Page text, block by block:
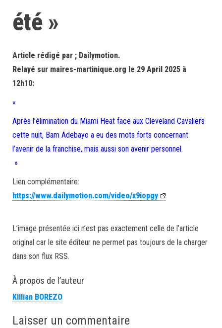
été »
Article rédigé par ; Dailymotion.
Relayé sur maires-martinique.org le 29 April 2025 à
12h10:
«
Après l’élimination du Miami Heat face aux Cleveland Cavaliers
cette nuit, Bam Adebayo a eu des mots forts concernant
l’avenir de la franchise, mais aussi son avenir personnel.
»
Lien complémentaire:
https://www.dailymotion.com/video/x9iopgy
L’image présentée ici n’est pas exactement celle de l’article
original car le site éditeur ne permet pas toujours de la charger
dans son flux RSS.
À propos de l’auteur
Killian BOREZO
Laisser un commentaire